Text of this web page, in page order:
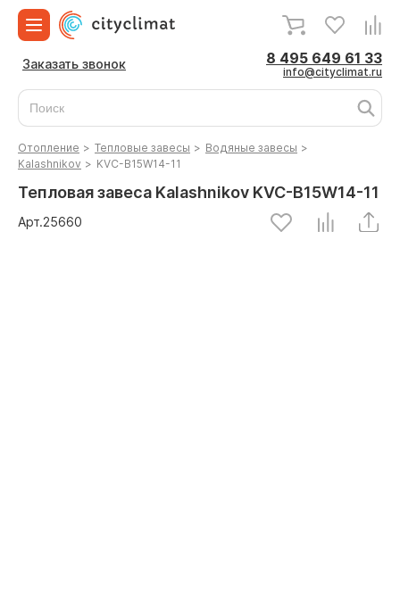
Заказать звонок 8 495 649 61 33
info@cityclimat.ru
Отопление > Тепловые завесы > Водяные завесы >
Kalashnikov > KVC-B15W14-11
Тепловая завеса Kalashnikov KVC-B15W14-11
Арт.25660